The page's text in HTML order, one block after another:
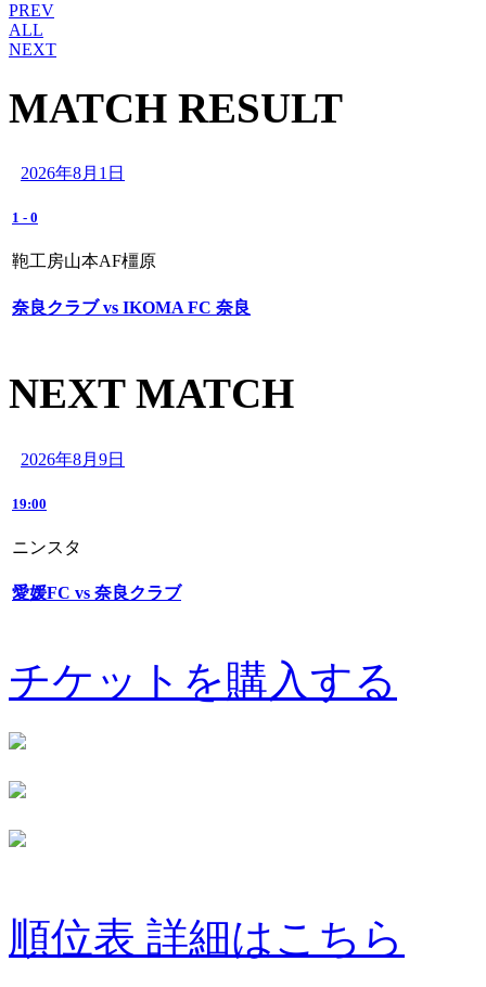
PREV
ALL
NEXT
MATCH RESULT
2026年8月1日
1 - 0
鞄工房山本AF橿原
奈良クラブ vs IKOMA FC 奈良
NEXT MATCH
2026年8月9日
19:00
ニンスタ
愛媛FC vs 奈良クラブ
チケットを購入する
順位表 詳細はこちら